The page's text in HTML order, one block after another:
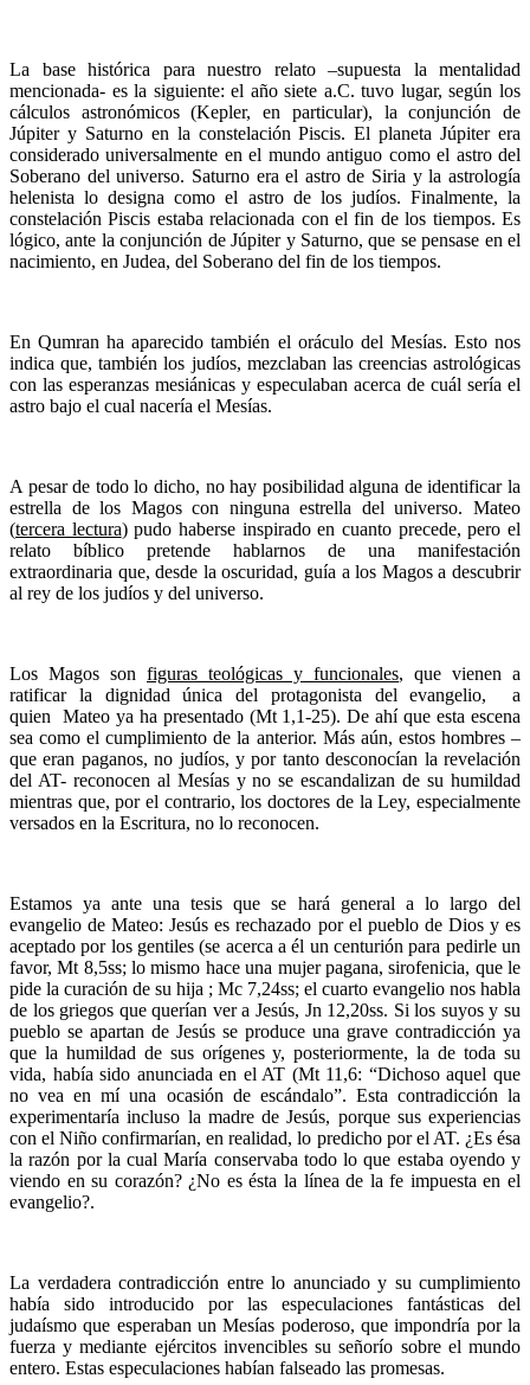
La base histórica para nuestro relato –supuesta la mentalidad
mencionada- es la siguiente: el año siete a.C. tuvo lugar, según los
cálculos astronómicos (Kepler, en particular), la conjunción de
Júpiter y Saturno en la constelación Piscis. El planeta Júpiter era
considerado universalmente en el mundo antiguo como el astro del
Soberano del universo. Saturno era el astro de Siria y la astrología
helenista lo designa como el astro de los judíos. Finalmente, la
constelación Piscis estaba relacionada con el fin de los tiempos. Es
lógico, ante la conjunción de Júpiter y Saturno, que se pensase en el
nacimiento, en Judea, del Soberano del fin de los tiempos.
En Qumran ha aparecido también el oráculo del Mesías. Esto nos
indica que, también los judíos, mezclaban las creencias astrológicas
con las esperanzas mesiánicas y especulaban acerca de cuál sería el
astro bajo el cual nacería el Mesías.
A pesar de todo lo dicho, no hay posibilidad alguna de identificar la
estrella de los Magos con ninguna estrella del universo. Mateo
(tercera lectura) pudo haberse inspirado en cuanto precede, pero el
relato bíblico pretende hablarnos de una manifestación
extraordinaria que, desde la oscuridad, guía a los Magos a descubrir
al rey de los judíos y del universo.
Los Magos son figuras teológicas y funcionales, que vienen a
ratificar la dignidad única del protagonista del evangelio, a
quien Mateo ya ha presentado (Mt 1,1-25). De ahí que esta escena
sea como el cumplimiento de la anterior. Más aún, estos hombres –
que eran paganos, no judíos, y por tanto desconocían la revelación
del AT- reconocen al Mesías y no se escandalizan de su humildad
mientras que, por el contrario, los doctores de la Ley, especialmente
versados en la Escritura, no lo reconocen.
Estamos ya ante una tesis que se hará general a lo largo del
evangelio de Mateo: Jesús es rechazado por el pueblo de Dios y es
aceptado por los gentiles (se acerca a él un centurión para pedirle un
favor, Mt 8,5ss; lo mismo hace una mujer pagana, sirofenicia, que le
pide la curación de su hija ; Mc 7,24ss; el cuarto evangelio nos habla
de los griegos que querían ver a Jesús, Jn 12,20ss. Si los suyos y su
pueblo se apartan de Jesús se produce una grave contradicción ya
que la humildad de sus orígenes y, posteriormente, la de toda su
vida, había sido anunciada en el AT (Mt 11,6: “Dichoso aquel que
no vea en mí una ocasión de escándalo”. Esta contradicción la
experimentaría incluso la madre de Jesús, porque sus experiencias
con el Niño confirmarían, en realidad, lo predicho por el AT. ¿Es ésa
la razón por la cual María conservaba todo lo que estaba oyendo y
viendo en su corazón? ¿No es ésta la línea de la fe impuesta en el
evangelio?.
La verdadera contradicción entre lo anunciado y su cumplimiento
había sido introducido por las especulaciones fantásticas del
judaísmo que esperaban un Mesías poderoso, que impondría por la
fuerza y mediante ejércitos invencibles su señorío sobre el mundo
entero. Estas especulaciones habían falseado las promesas.